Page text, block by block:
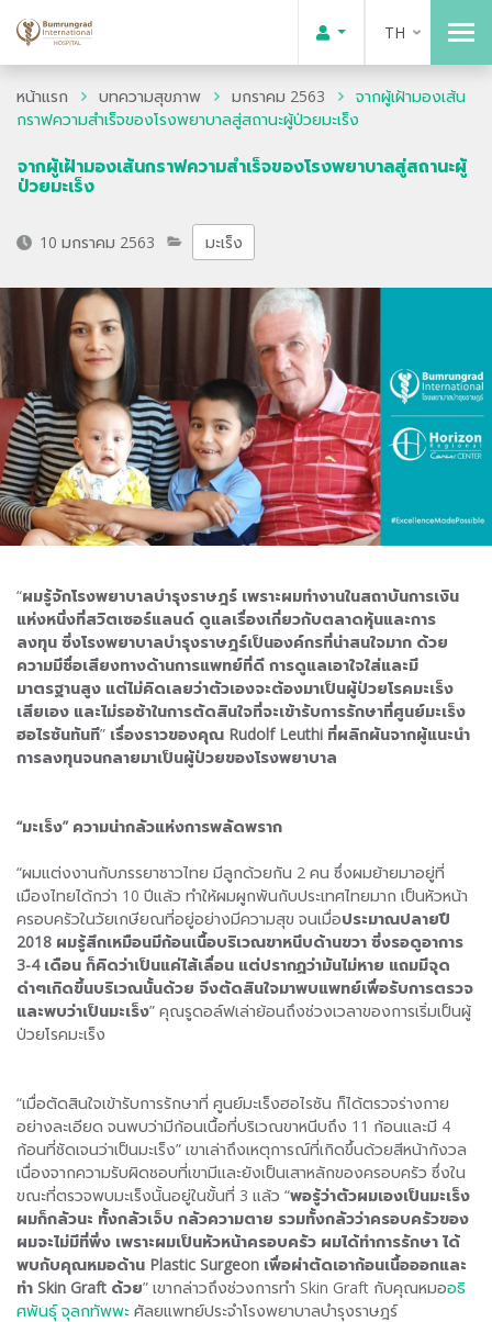
TH
หน้าแรก บทความสุขภาพ มกราคม 2563
จากผู้เฝ้ามองเส้น
กราฟความสำเร็จของโรงพยาบาลสู่สถานะผู้ป่วยมะเร็ง
จากผู้เฝ้ามองเส้นกราฟความสำเร็จของโรงพยาบาลสู่สถานะผู้
ป่วยมะเร็ง
10 มกราคม 2563 มะเร็ง
“ผมรู้จักโรงพยาบาลบำรุงราษฎร์ เพราะผมทำงานในสถาบันการเงิน
แห่งหนึ่งที่สวิตเซอร์แลนด์ ดูแลเรื่องเกี่ยวกับตลาดหุ้นและการ
ลงทุน ซึ่งโรงพยาบาลบำรุงราษฎร์เป็นองค์กรที่น่าสนใจมาก ด้วย
ความมีชื่อเสียงทางด้านการแพทย์ที่ดี การดูแลเอาใจใส่และมี
มาตรฐานสูง แต่ไม่คิดเลยว่าตัวเองจะต้องมาเป็นผู้ป่วยโรคมะเร็ง
เสียเอง และไม่รอช้าในการตัดสินใจที่จะเข้ารับการรักษาที่ศูนย์มะเร็ง
ฮอไรซันทันที” เรื่องราวของคุณ Rudolf Leuthi ที่ผลิกผันจากผู้แนะนำ
การลงทุนจนกลายมาเป็นผู้ป่วยของโรงพยาบาล
“มะเร็ง” ความน่ากลัวแห่งการพลัดพราก
“ผมแต่งงานกับภรรยาชาวไทย มีลูกด้วยกัน 2 คน ซึ่งผมย้ายมาอยู่ที่
เมืองไทยได้กว่า 10 ปีแล้ว ทำให้ผมผูกพันกับประเทศไทยมาก เป็นหัวหน้า
ครอบครัวในวัยเกษียณที่อยู่อย่างมีความสุข จนเมื่อประมาณปลายปี
2018 ผมรู้สึกเหมือนมีก้อนเนื้อบริเวณขาหนีบด้านขวา ซึ่งรอดูอาการ
3-4 เดือน ก็คิดว่าเป็นแค่ไส้เลื่อน แต่ปรากฏว่ามันไม่หาย แถมมีจุด
ดำๆเกิดขึ้นบริเวณนั้นด้วย จึงตัดสินใจมาพบแพทย์เพื่อรับการตรวจ
และพบว่าเป็นมะเร็ง” คุณรูดอล์ฟเล่าย้อนถึงช่วงเวลาของการเริ่มเป็นผู้
ป่วยโรคมะเร็ง
“เมื่อตัดสินใจเข้ารับการรักษาที่ ศูนย์มะเร็งฮอไรซัน ก็ได้ตรวจร่างกาย
อย่างละเอียด จนพบว่ามีก้อนเนื้อที่บริเวณขาหนีบถึง 11 ก้อนและมี 4
ก้อนที่ชัดเจนว่าเป็นมะเร็ง” เขาเล่าถึงเหตุการณ์ที่เกิดขึ้นด้วยสีหน้ากังวล
เนื่องจากความรับผิดชอบที่เขามีและยังเป็นเสาหลักของครอบครัว ซึ่งใน
ขณะที่ตรวจพบมะเร็งนั้นอยู่ในขั้นที่ 3 แล้ว “พอรู้ว่าตัวผมเองเป็นมะเร็ง
ผมก็กลัวนะ ทั้งกลัวเจ็บ กลัวความตาย รวมทั้งกลัวว่าครอบครัวของ
ผมจะไม่มีที่พึ่ง เพราะผมเป็นหัวหน้าครอบครัว ผมได้ทำการรักษา ได้
พบกับคุณหมอด้าน Plastic Surgeon เพื่อผ่าตัดเอาก้อนเนื้อออกและ
ทำ Skin Graft ด้วย” เขากล่าวถึงช่วงการทำ Skin Graft กับคุณหมออธิ
ศพันธุ์ จุลกทัพพะ ศัลยแพทย์ประจำโรงพยาบาลบำรุงราษฎร์